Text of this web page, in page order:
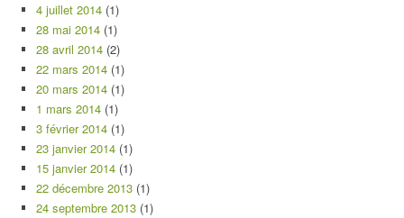
4 juillet 2014 (1)
28 mai 2014 (1)
28 avril 2014 (2)
22 mars 2014 (1)
20 mars 2014 (1)
1 mars 2014 (1)
3 février 2014 (1)
23 janvier 2014 (1)
15 janvier 2014 (1)
22 décembre 2013 (1)
24 septembre 2013 (1)